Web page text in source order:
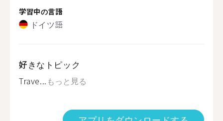
学習中の言語
ドイツ語
好きなトピック
Trave... もっと見る